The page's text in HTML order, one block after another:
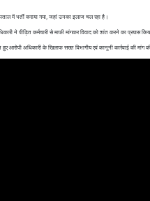
में भर्ती कराया गया, जहां उनका इलाज चल रहा है।
ने पीड़ित कर्मचारी से माफी मांगकर विवाद को शांत करने का प्रयास
आरोपी अधिकारी के खिलाफ सख्त विभागीय एवं कानूनी कार्रवाई की